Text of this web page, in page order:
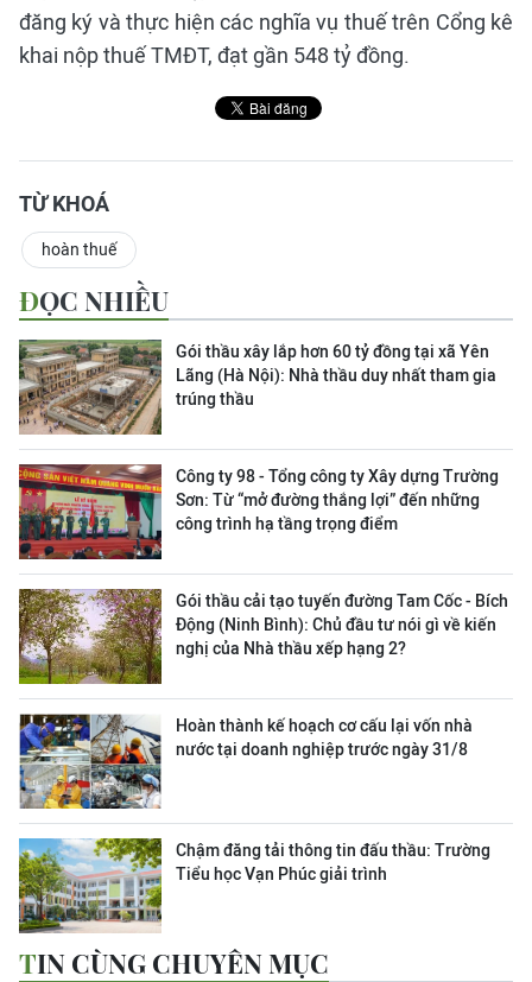
đăng ký và thực hiện các nghĩa vụ thuế trên Cổng kê
khai nộp thuế TMĐT, đạt gần 548 tỷ đồng.
TỪ KHOÁ
hoàn thuế
ĐỌC NHIỀU
Gói thầu xây lắp hơn 60 tỷ đồng tại xã Yên
Lãng (Hà Nội): Nhà thầu duy nhất tham gia
trúng thầu
Công ty 98 - Tổng công ty Xây dựng Trường
Sơn: Từ “mở đường thắng lợi” đến những
công trình hạ tầng trọng điểm
Gói thầu cải tạo tuyến đường Tam Cốc - Bích
Động (Ninh Bình): Chủ đầu tư nói gì về kiến
nghị của Nhà thầu xếp hạng 2?
Hoàn thành kế hoạch cơ cấu lại vốn nhà
nước tại doanh nghiệp trước ngày 31/8
Chậm đăng tải thông tin đấu thầu: Trường
Tiểu học Vạn Phúc giải trình
TIN CÙNG CHUYÊN MỤC